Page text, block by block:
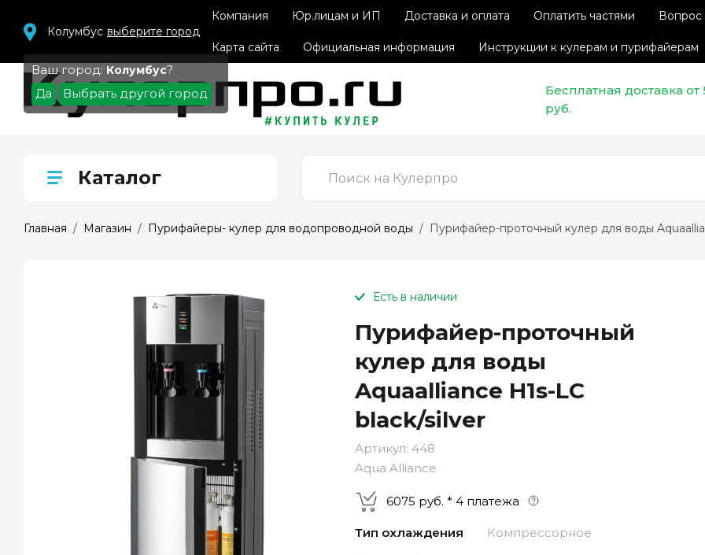
Колумбус выберите город
Ваш город: Колумбус?
Да
Выбрать другой город
Компания Юр.лицам и ИП Доставка и оплата Оплатить частями Вопрос
Карта сайта Официальная информация Инструкции к кулерам и пурифайерам
Бесплатная доставка от
руб.
Каталог
Главная / Магазин / Пурифайеры- кулер для водопроводной воды /  Пурифайер-проточный кулер для воды
Есть в наличии
Пурифайер-проточный
кулер для воды
Aquaalliance H1s-LС
black/silver
Артикул: 448
Aqua Alliance
6075 руб. * 4 платежа
Оплатите сейчас только
25% стоимости покупки
25%
Платеж
–
25%
Через 2
–
Через 4
Тип охлаждения Компрессорное